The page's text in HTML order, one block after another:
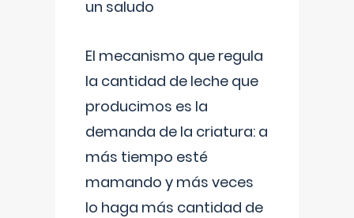
un saludo
El mecanismo que regula
la cantidad de leche que
producimos es la
demanda de la criatura: a
más tiempo esté
mamando y más veces
lo haga más cantidad de